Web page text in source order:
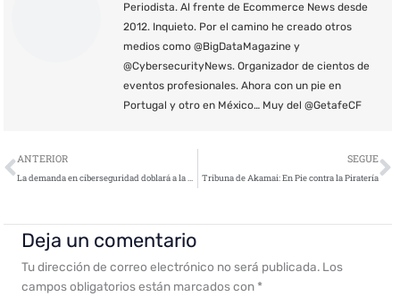
Periodista. Al frente de Ecommerce News desde
2012. Inquieto. Por el camino he creado otros
medios como @BigDataMagazine y
@CybersecurityNews. Organizador de cientos de
eventos profesionales. Ahora con un pie en
Portugal y otro en México… Muy del @GetafeCF
Ant
ANTERIOR
La demanda en ciberseguridad doblará a la oferta en 2024
SEGUE
Tribuna de Akamai: En Pie contra la Piratería
Deja un comentario
Tu dirección de correo electrónico no será publicada. Los
campos obligatorios están marcados con *